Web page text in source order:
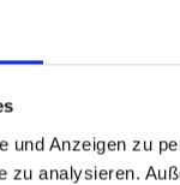
und Anzeigen zu
zu analysieren.
Hydrogen
der